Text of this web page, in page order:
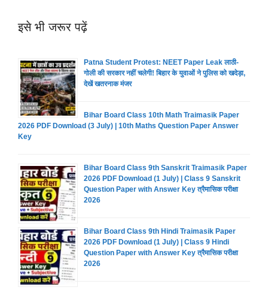
इसे भी जरूर पढ़ें
Patna Student Protest: NEET Paper Leak लाठी-
गोली की सरकार नहीं चलेगी! बिहार के युवाओं ने पुलिस को खदेड़ा,
देखें खतरनाक मंजर
Bihar Board Class 10th Math Traimasik Paper
2026 PDF Download (3 July) | 10th Maths Question Paper Answer
Key
Bihar Board Class 9th Sanskrit Traimasik Paper
2026 PDF Download (1 July) | Class 9 Sanskrit
Question Paper with Answer Key त्रैमासिक परीक्षा
2026
Bihar Board Class 9th Hindi Traimasik Paper
2026 PDF Download (1 July) | Class 9 Hindi
Question Paper with Answer Key त्रैमासिक परीक्षा
2026